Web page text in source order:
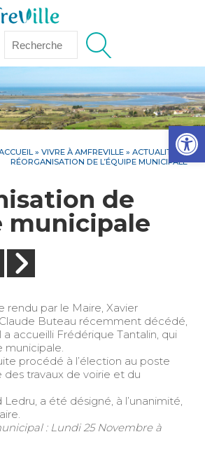
interactive
» VIVRE À AMFREVILLE » ACTUALITÉS»
RÉORGANISATION DE L’ÉQUIPE MUNICIPALE
de
municipale
rendu par le Maire, Xavier
Buteau récemment décédé,
accueilli Frédérique Tantalin, qui
municipale.
procédé à l’élection au poste
des travaux de voirie et du
Ledru, a été désigné, à l’unanimité,
: Lundi 25 Novembre à